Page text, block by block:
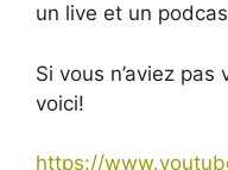
un live et un
Si vous n’aviez
voici!
https://